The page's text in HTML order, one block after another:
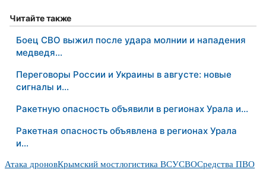
Читайте также
Боец СВО выжил после удара молнии и нападения
медведя…
Переговоры России и Украины в августе: новые
сигналы и…
Ракетную опасность объявили в регионах Урала и…
Ракетная опасность объявлена в регионах Урала
и…
Атака дроновКрымский мостлогистика ВСУСВОСредства ПВО